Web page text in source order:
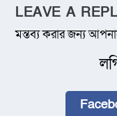
LEAVE A
মন্তব্য করার জন্য